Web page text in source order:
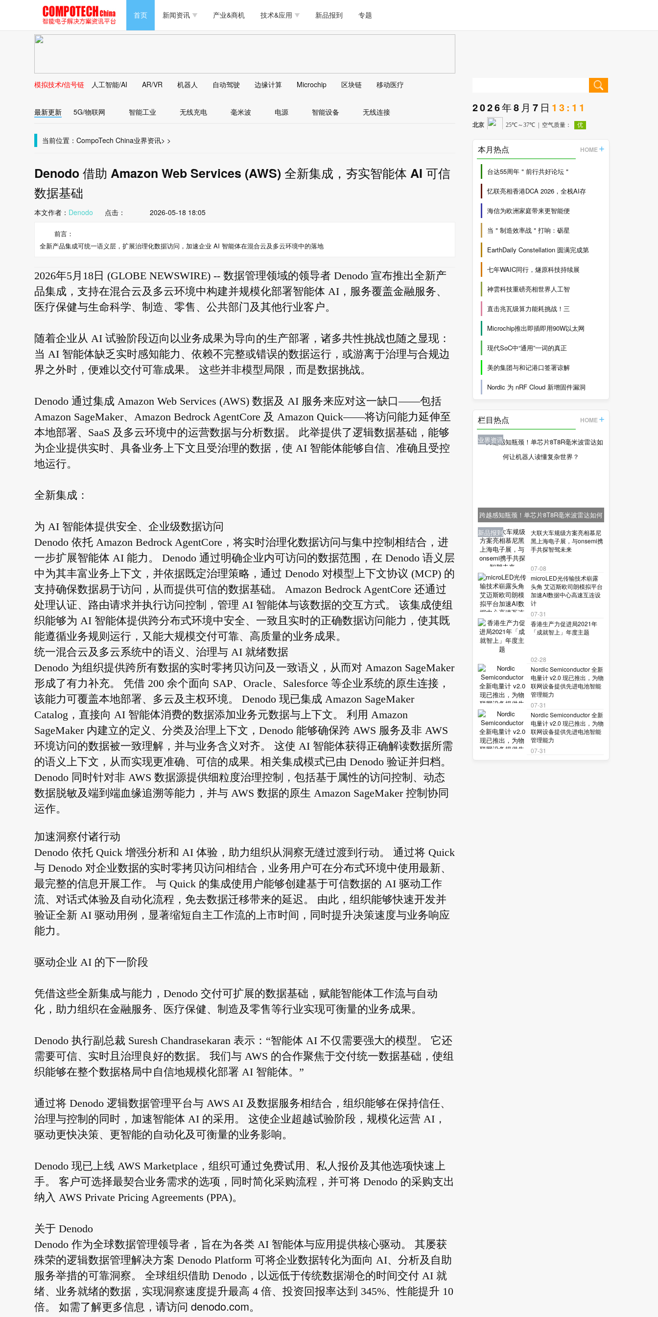
首页 新闻资讯
新能源 人工智能 安防监控
马达电机技术 物联网 模拟技术/信号链
大数据/云
产业&商机 技术&应用
安全 可穿戴
AI/人工智能
新品报到 专题
PC/周边 软件/工具 医疗电子
马达电机技术 物联网 模拟技术/信号链
大数据/云 边缘计算
存储 无线连接 LED
DLP AI/人工智能 传感器技术
AR/VR/图像/3D 电源技术/信号链 接口
模拟技术/信号链 人工智能/AI AR/VR 机器人 自动驾驶 边缘计算 Microchip 区块链 移动医疗
最新更新 5G/物联网 智能工业 无线充电 毫米波 电源 智能设备 无线连接
当前位置： CompoTech China >
业界资讯 >
Denodo 借助 Amazon Web Services (AWS) 全新集成，夯实智能体 AI 可信
数据基础
本文作者： Denodo 点击： 2026-05-18 18:05
前言：
全新产品集成可统一语义层，扩展治理化数据访问，加速企业 AI 智能体在混合云及多云环境中的落地
2026年5月18日 (GLOBE NEWSWIRE) -- 数据管理领域的领导者 Denodo 宣布推出全新产
品集成，支持在混合云及多云环境中构建并规模化部署智能体 AI，服务覆盖金融服务、
医疗保健与生命科学、制造、零售、公共部门及其他行业客户。
随着企业从 AI 试验阶段迈向以业务成果为导向的生产部署，诸多共性挑战也随之显现：
当 AI 智能体缺乏实时感知能力、依赖不完整或错误的数据运行，或游离于治理与合规边
界之外时，便难以交付可靠成果。 这些并非模型局限，而是数据挑战。
Denodo 通过集成 Amazon Web Services (AWS) 数据及 AI 服务来应对这一缺口——包括
Amazon SageMaker、Amazon Bedrock AgentCore 及 Amazon Quick——将访问能力延伸至
本地部署、SaaS 及多云环境中的运营数据与分析数据。 此举提供了逻辑数据基础，能够
为企业提供实时、具备业务上下文且受治理的数据，使 AI 智能体能够自信、准确且受控
地运行。
全新集成：
为 AI 智能体提供安全、企业级数据访问
Denodo 依托 Amazon Bedrock AgentCore，将实时治理化数据访问与集中控制相结合，进
一步扩展智能体 AI 能力。 Denodo 通过明确企业内可访问的数据范围，在 Denodo 语义层
中为其丰富业务上下文，并依据既定治理策略，通过 Denodo 对模型上下文协议 (MCP) 的
支持确保数据易于访问，从而提供可信的数据基础。 Amazon Bedrock AgentCore 还通过
处理认证、路由请求并执行访问控制，管理 AI 智能体与该数据的交互方式。 该集成使组
织能够为 AI 智能体提供跨分布式环境中安全、一致且实时的正确数据访问能力，使其既
能遵循业务规则运行，又能大规模交付可靠、高质量的业务成果。
统一混合云及多云系统中的语义、治理与 AI 就绪数据
Denodo 为组织提供跨所有数据的实时零拷贝访问及一致语义，从而对 Amazon SageMaker
形成了有力补充。 凭借 200 余个面向 SAP、Oracle、Salesforce 等企业系统的原生连接，
该能力可覆盖本地部署、多云及主权环境。 Denodo 现已集成 Amazon SageMaker
Catalog，直接向 AI 智能体消费的数据添加业务元数据与上下文。 利用 Amazon
SageMaker 内建立的定义、分类及治理上下文，Denodo 能够确保跨 AWS 服务及非 AWS
环境访问的数据被一致理解，并与业务含义对齐。 这使 AI 智能体获得正确解读数据所需
的语义上下文，从而实现更准确、可信的成果。相关集成模式已由 Denodo 验证并归档。
Denodo 同时针对非 AWS 数据源提供细粒度治理控制，包括基于属性的访问控制、动态
数据脱敏及端到端血缘追溯等能力，并与 AWS 数据的原生 Amazon SageMaker 控制协同
运作。
加速洞察付诸行动
Denodo 依托 Quick 增强分析和 AI 体验，助力组织从洞察无缝过渡到行动。 通过将 Quick
与 Denodo 对企业数据的实时零拷贝访问相结合，业务用户可在分布式环境中使用最新、
最完整的信息开展工作。 与 Quick 的集成使用户能够创建基于可信数据的 AI 驱动工作
流、对话式体验及自动化流程，免去数据迁移带来的延迟。 由此，组织能够快速开发并
验证全新 AI 驱动用例，显著缩短自主工作流的上市时间，同时提升决策速度与业务响应
能力。
驱动企业 AI 的下一阶段
凭借这些全新集成与能力，Denodo 交付可扩展的数据基础，赋能智能体工作流与自动
化，助力组织在金融服务、医疗保健、制造及零售等行业实现可衡量的业务成果。
Denodo 执行副总裁 Suresh Chandrasekaran 表示：“智能体 AI 不仅需要强大的模型。 它还
需要可信、实时且治理良好的数据。 我们与 AWS 的合作聚焦于交付统一数据基础，使组
织能够在整个数据格局中自信地规模化部署 AI 智能体。”
通过将 Denodo 逻辑数据管理平台与 AWS AI 及数据服务相结合，组织能够在保持信任、
治理与控制的同时，加速智能体 AI 的采用。 这使企业超越试验阶段，规模化运营 AI，
驱动更快决策、更智能的自动化及可衡量的业务影响。
Denodo 现已上线 AWS Marketplace，组织可通过免费试用、私人报价及其他选项快速上
手。 客户可选择最契合业务需求的选项，同时简化采购流程，并可将 Denodo 的采购支出
纳入 AWS Private Pricing Agreements (PPA)。
关于 Denodo
Denodo 作为全球数据管理领导者，旨在为各类 AI 智能体与应用提供核心驱动。 其屡获
殊荣的逻辑数据管理解决方案 Denodo Platform 可将企业数据转化为面向 AI、分析及自助
服务举措的可靠洞察。 全球组织借助 Denodo，以远低于传统数据湖仓的时间交付 AI 就
绪、业务就绪的数据，实现洞察速度提升最高 4 倍、投资回报率达到 345%、性能提升 10
倍。 如需了解更多信息，请访问 denodo.com。
2026年8月7日 13:11
本月热点 HOME
台达55周年＂前行共好论坛＂
忆联亮相香港DCA 2026，全栈AI存
海信为欧洲家庭带来更智能便
当＂制造效率战＂打响：砺星
EarthDaily Constellation 圆满完成第
七年WAIC同行，燧原科技持续展
神雲科技重磅亮相世界人工智
直击兆瓦级算力能耗挑战！三
Microchip推出即插即用90W以太网
现代SoC中“通用”一词的真正
美的集团与和记港口签署谅解
Nordic 为 nRF Cloud 新增固件漏洞
栏目热点 HOME
业界资讯
跨越感知瓶颈！单芯片8T8R毫米波雷达如何
让机器人读懂复杂世界？
业界资讯
大联大车规级方案亮相慕尼
黑上海电子展，与onsemi携
手共探智驾未来
07-08
业界资讯
microLED光传输技术崭露
头角 艾迈斯欧司朗模拟平台
加速AI数据中心高速互连设
计
07-31
业界资讯
香港生产力促进局2021年
「成就智上」年度主题
02-28
新品报到
Nordic Semiconductor 全新
电量计 v2.0 现已推出，为物
联网设备提供先进电池智能
管理能力
07-31
新品报到
Nordic Semiconductor 全新
电量计 v2.0 现已推出，为物
联网设备提供先进电池智能
管理能力
07-31